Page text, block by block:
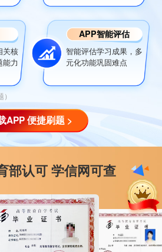
关核
力
APP智能评估
智能评估学习成果，多
元化功能巩固难点
APP 便捷刷题 >
部认可 学信网可查